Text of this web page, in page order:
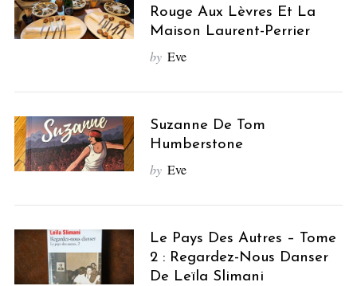
Rouge Aux Lèvres Et La
Maison Laurent-Perrier
by Eve
Suzanne De Tom
Humberstone
by Eve
Le Pays Des Autres – Tome
2 : Regardez-Nous Danser
De Leïla Slimani